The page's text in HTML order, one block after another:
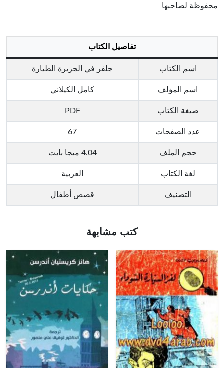
محفوظة لصاحبها
تفاصيل الكتاب
اسم الكتاب جلفر في الجزيرة الطيارة
اسم المؤلف كامل الكيلاني
صيغة الكتاب PDF
عدد الصفحات 67
حجم الملف 4.04 ميجا بايت
لغة الكتاب العربية
التصنيف قصص أطفال
كتب مشابهة